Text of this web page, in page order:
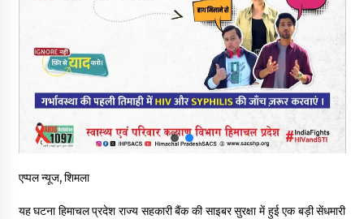
हिमाचल सरकार मछुआरों को नावों और मछली पकड़ने के उपकरणों पर डे रही
70 से 90% तक सब्सिडी
चंबा के बैरागढ़ में दर्दनाक बस हादसा, 7 की मौत, 11 घायल, राज्यपाल CM व
कुलदीप पठानिया सहित नेताओं ने जताया शोक
08/08/2026
एप्पल न्यूज, शिमला
यह घटना हिमाचल प्रदेश राज्य सहकारी बैंक की साइबर सुरक्षा में हुई एक बड़ी सेंधमारी